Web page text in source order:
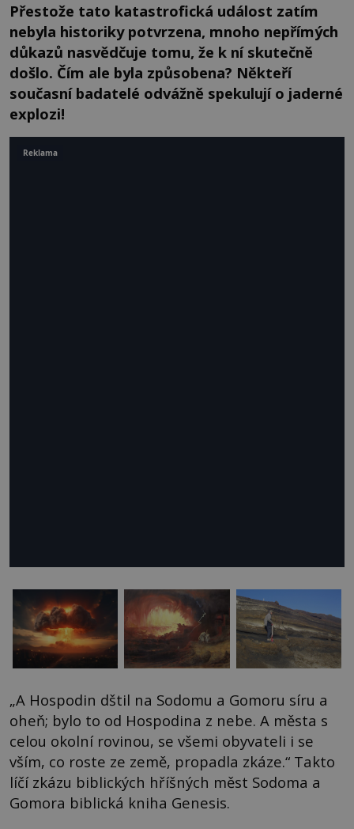
Přestože tato katastrofická událost zatím
nebyla historiky potvrzena, mnoho nepřímých
důkazů nasvědčuje tomu, že k ní skutečně
došlo. Čím ale byla způsobena? Někteří
současní badatelé odvážně spekulují o jaderné
explozi!
„A Hospodin dštil na Sodomu a Gomoru síru a
oheň; bylo to od Hospodina z nebe. A města s
celou okolní rovinou, se všemi obyvateli i se
vším, co roste ze země, propadla zkáze.“ Takto
líčí zkázu biblických hříšných měst Sodoma a
Gomora biblická kniha Genesis.
Reklama